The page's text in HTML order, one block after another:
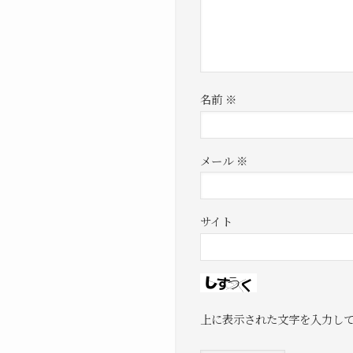
名前 ※
メール ※
サイト
上に表示された文字を入力し